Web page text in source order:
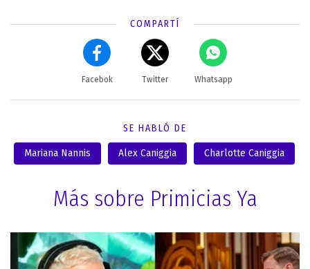
COMPARTÍ
Facebok Twitter Whatsapp
SE HABLÓ DE
Mariana Nannis Alex Caniggia Charlotte Caniggia
Más sobre Primicias Ya